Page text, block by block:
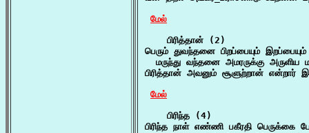
மேல்
    பிரித்தான் (2)
பெரும் துவந்தனை பிறப்பையும் இறப்பையும்
மருந்து வந்தனை அமரருக்கு அருளிய
பிரித்தான் அவனும் சூளுற்றான்
மேல்
    பிரிந்த (4)
பிரிந்த நாள் எண்ணி பகீரதி பெருக்கை